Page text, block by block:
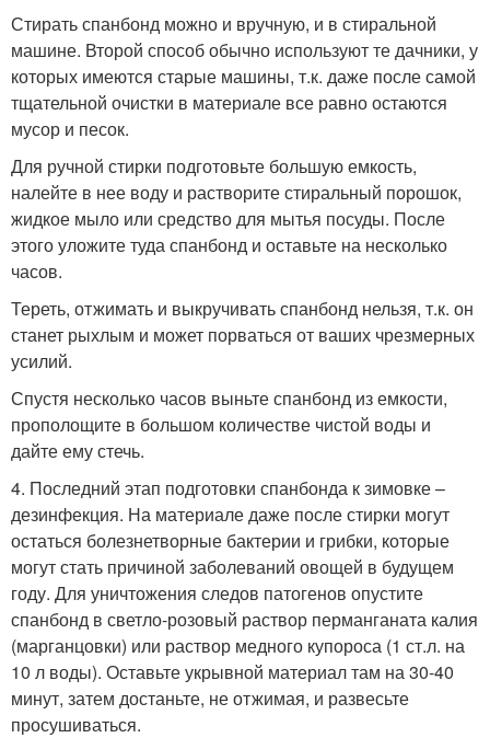
Стирать спанбонд можно и вручную, и в стиральной
машине. Второй способ обычно используют те дачники, у
которых имеются старые машины, т.к. даже после самой
тщательной очистки в материале все равно остаются
мусор и песок.
Для ручной стирки подготовьте большую емкость,
налейте в нее воду и растворите стиральный порошок,
жидкое мыло или средство для мытья посуды. После
этого уложите туда спанбонд и оставьте на несколько
часов.
Тереть, отжимать и выкручивать спанбонд нельзя, т.к. он
станет рыхлым и может порваться от ваших чрезмерных
усилий.
Спустя несколько часов выньте спанбонд из емкости,
прополощите в большом количестве чистой воды и
дайте ему стечь.
4. Последний этап подготовки спанбонда к зимовке –
дезинфекция. На материале даже после стирки могут
остаться болезнетворные бактерии и грибки, которые
могут стать причиной заболеваний овощей в будущем
году. Для уничтожения следов патогенов опустите
спанбонд в светло-розовый раствор перманганата калия
(марганцовки) или раствор медного купороса (1 ст.л. на
10 л воды). Оставьте укрывной материал там на 30-40
минут, затем достаньте, не отжимая, и развесьте
просушиваться.